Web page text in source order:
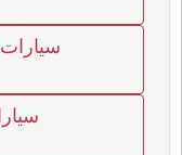
سيارات للبيع